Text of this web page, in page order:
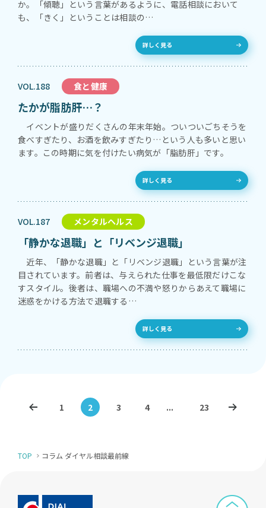
か。「傾聴」という言葉があるように、電話相談において
も、「きく」ということは相談の…
詳しく見る
VOL.188 食と健康
たかが脂肪肝…？
イベントが盛りだくさんの年末年始。ついついごちそうを
食べすぎたり、お酒を飲みすぎたり…という人も多いと思い
ます。この時期に気を付けたい病気が「脂肪肝」です。
詳しく見る
VOL.187 メンタルヘルス
「静かな退職」と「リベンジ退職」
近年、「静かな退職」と「リベンジ退職」という言葉が注
目されています。前者は、与えられた仕事を最低限だけこな
すスタイル。後者は、職場への不満や怒りからあえて職場に
迷惑をかける方法で退職する…
詳しく見る
1 2 3 4 ... 23
TOP コラム ダイヤル相談最前線